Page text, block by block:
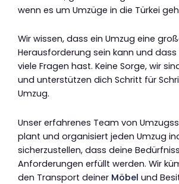
wenn es um Umzüge in die Türkei
Wir wissen, dass ein Umzug eine
Herausforderung sein kann und dass
viele Fragen hast. Keine Sorge, wir
und unterstützen dich Schritt für
Umzug.
Unser erfahrenes Team von
plant und organisiert jeden Umzug
sicherzustellen, dass deine
Anforderungen erfüllt werden. Wir
den Transport deiner Möbel und